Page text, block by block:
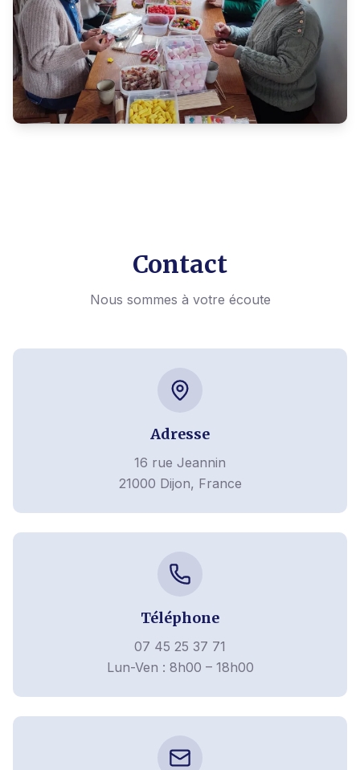
Contact
Nous sommes à votre écoute
Adresse
16 rue Jeannin
21000 Dijon, France
Téléphone
07 45 25 37 71
Lun-Ven : 8h00 – 18h00